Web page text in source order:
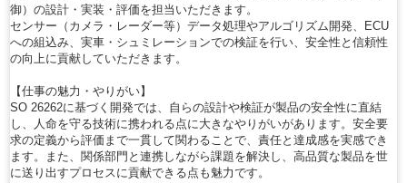
御）の設計・実装・評価を担当いただきます。
センサー（カメラ・レーダー等）データ処理やアルゴリズム開発、ECU
への組込み、実車・シュミレーションでの検証を行い、安全性と信頼性
の向上に貢献していただきます。
【仕事の魅力・やりがい】
SO 26262に基づく開発では、自らの設計や検証が製品の安全性に直結
し、人命を守る技術に携われる点に大きなやりがいがあります。安全要
求の定義から評価まで一貫して関わることで、責任と達成感を実感でき
ます。また、関係部門と連携しながら課題を解決し、高品質な製品を世
に送り出すプロセスに貢献できる点も魅力です。